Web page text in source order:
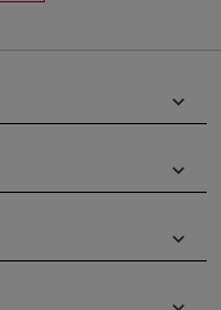
keyboard_arrow_down
keyboard_arrow_down
keyboard_arrow_down